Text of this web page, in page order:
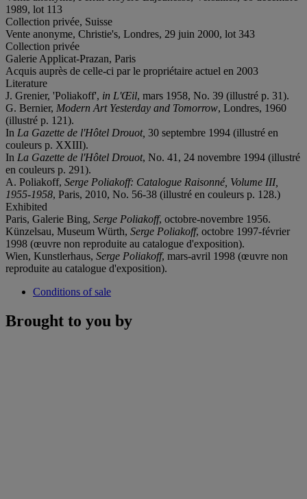
1989, lot 113
Collection privée, Suisse
Vente anonyme, Christie's, Londres, 29 juin 2000, lot 343
Collection privée
Galerie Applicat-Prazan, Paris
Acquis auprès de celle-ci par le propriétaire actuel en 2003
Literature
J. Grenier, 'Poliakoff', in L'Œil, mars 1958, No. 39 (illustré p. 31).
G. Bernier, Modern Art Yesterday and Tomorrow, Londres, 1960
(illustré p. 121).
In La Gazette de l'Hôtel Drouot, 30 septembre 1994 (illustré en
couleurs p. XXIII).
In La Gazette de l'Hôtel Drouot, No. 41, 24 novembre 1994 (illustré
en couleurs p. 291).
A. Poliakoff, Serge Poliakoff: Catalogue Raisonné, Volume III,
1955-1958, Paris, 2010, No. 56-38 (illustré en couleurs p. 128.)
Exhibited
Paris, Galerie Bing, Serge Poliakoff, octobre-novembre 1956.
Künzelsau, Museum Würth, Serge Poliakoff, octobre 1997-février
1998 (œuvre non reproduite au catalogue d'exposition).
Wien, Kunstlerhaus, Serge Poliakoff, mars-avril 1998 (œuvre non
reproduite au catalogue d'exposition).
Conditions of sale
Brought to you by